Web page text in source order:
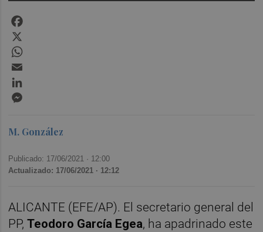
M. González
Publicado: 17/06/2021 · 12:00
Actualizado: 17/06/2021 · 12:12
ALICANTE (EFE/AP). El secretario general del
PP,Teodoro García Egea, ha apadrinado este